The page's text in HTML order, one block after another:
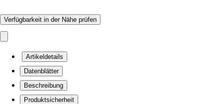
Verfügbarkeit in der Nähe prüfen
Artikeldetails
Datenblätter
Beschreibung
Produktsicherheit